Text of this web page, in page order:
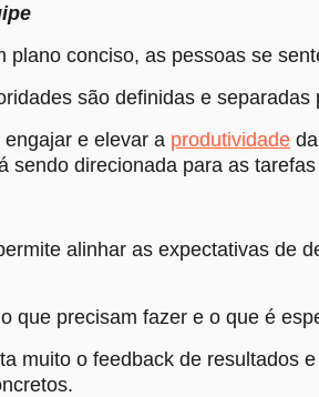
conciso, as pessoas se
são definidas e
e elevar a produtividade
sendo direcionada para as
alinhar as expectativas de
que precisam fazer e o que é
muito o feedback de resultados